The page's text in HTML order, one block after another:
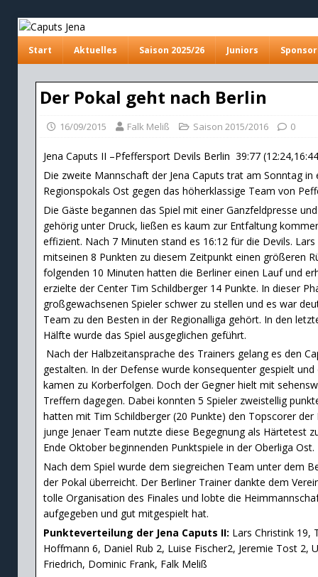
Start Aktuelles Saison 2025/26 Juniors
Der Pokal geht nach Berlin
16/09/2015 Falk Meliß Saison 2015/2016 0
Jena Caputs II –Pfeffersport Devils Berlin 39:77
Die zweite Mannschaft der Jena Caputs trat am Sonntag in
Regionspokals Ost gegen das höherklassige Team von
Die Gäste begannen das Spiel mit einer Ganzfeldpresse
gehörig unter Druck, ließen es kaum zur Entfaltung
effizient. Nach 7 Minuten stand es 16:12 für die Devils.
mitseinen 8 Punkten zu diesem Zeitpunkt einen größeren
folgenden 10 Minuten hatten die Berliner einen Lauf und
erzielte der Center Tim Schildberger 14 Punkte. In dieser
großgewachsenen Spieler schwer zu stellen und es war
Team zu den Besten in der Regionalliga gehört. In den
Hälfte wurde das Spiel ausgeglichen geführt.
Nach der Halbzeitansprache des Trainers gelang es den
gestalten. In der Defense wurde konsequenter gespielt und
kamen zu Korberfolgen. Doch der Gegner hielt mit
Treffern dagegen. Dabei konnten 5 Spieler zweistellig
hatten mit Tim Schildberger (20 Punkte) den Topscorer der
junge Jenaer Team nutzte diese Begegnung als Härtetest
Ende Oktober beginnenden Punktspiele in der Oberliga Ost.
Nach dem Spiel wurde dem siegreichen Team unter dem
der Pokal überreicht. Der Berliner Trainer dankte dem
tolle Organisation des Finales und lobte die
aufgegeben und gut mitgespielt hat.
Punkteverteilung der Jena Caputs II: Lars Christink 19,
Hoffmann 6, Daniel Rub 2, Luise Fischer2, Jeremie Tost 2,
Friedrich, Dominic Frank, Falk Meliß